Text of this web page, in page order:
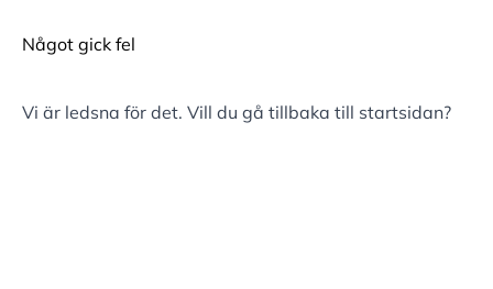
Något gick fel
Vi är ledsna för det. Vill du gå tillbaka till startsidan?